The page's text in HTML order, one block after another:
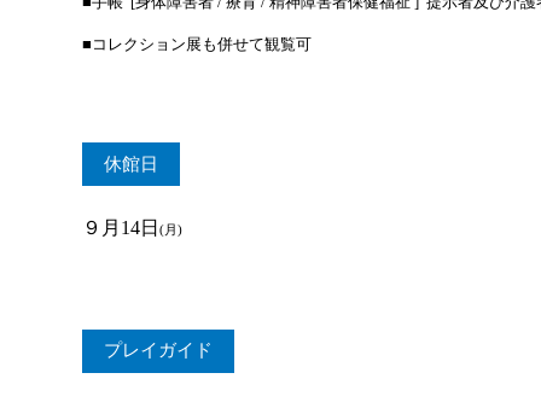
■ コレクション展も併せて観覧可
休館日
９月14日 (月)
プレイガイド